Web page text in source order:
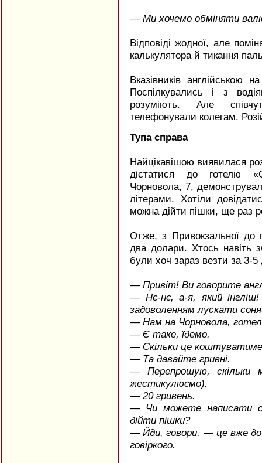
— Ми хочемо обміняти
Відповіді жодної, але
калькулятора й тикання
Вказівників англійською
Поспілкувались і з
розуміють. Але
телефонували колегам.
Тупа справа
Найцікавішою виявилася
дістатися до готелю
Чорновола, 7,
літерами. Хотіли
можна дійти пішки, ще раз
Отже, з Привокзальної
два долари. Хтось навіть
були хоч зараз везти за 3-
— Привіт! Ви говорите
— Нє-нє, а-я, який
задоволенням лускати
— Нам на Чорновола,
— Є таке, їдемо.
— Скільки це
— Та давайте гривні.
— Перепрошую, скільки
жестикулюємо).
— 20 гривень.
— Чи можете написати
дійти пішки?
— Йди, говори, — це вже до
говіркого.